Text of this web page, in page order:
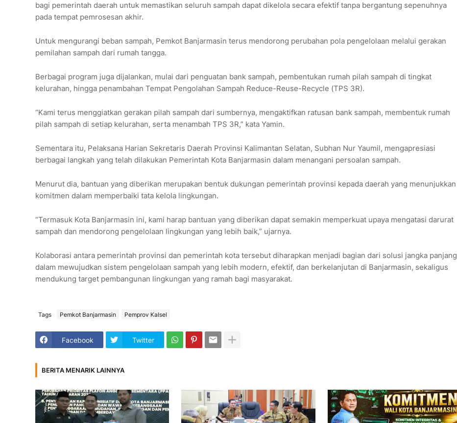
bagi pemerintah daerah untuk memastikan seluruh sampah dapat dikelola secara efektif tanpa bergantung sepenuhnya
pada tempat pemrosesan akhir.
Untuk mengurangi beban sampah, Pemkot Banjarmasin terus mendorong perubahan pola pengelolaan melalui gerakan
pemilahan sampah dari rumah tangga.
Berbagai program juga dijalankan, mulai dari penguatan bank sampah, pembentukan rumah pilah sampah di tingkat
kelurahan, hingga penambahan Tempat Pengolahan Sampah Reduce-Reuse-Recycle (TPS 3R).
“Kami terus menggiatkan gerakan pilah sampah dari sumbernya, mengaktifkan ratusan bank sampah, membentuk rumah
pilah sampah di setiap kelurahan, serta menambah TPS 3R,” kata Yamin.
Sementara itu, Pelaksana Harian Sekretaris Daerah Provinsi Kalimantan Selatan, Subhan Nur Yaumil, mengapresiasi
berbagai langkah yang telah dilakukan Pemerintah Kota Banjarmasin dalam menangani persoalan sampah.
Menurut dia, bantuan yang diberikan merupakan bentuk dukungan pemerintah provinsi kepada daerah yang menunjukkan
komitmen dalam memperbaiki tata kelola lingkungan.
“Termasuk Kota Banjarmasin ini, kami harap bantuan yang diberikan dapat semakin memperkuat upaya mengatasi darurat
sampah dan mendorong pengelolaan lingkungan yang lebih baik,” ujarnya.
Kolaborasi antara pemerintah provinsi dan pemerintah kota tersebut diharapkan menjadi bagian dari solusi jangka panjang
dalam mewujudkan sistem pengelolaan sampah yang lebih modern, efektif, dan berkelanjutan di Banjarmasin, sekaligus
mendukung target pembangunan lingkungan yang ramah bagi masyarakat.
Tags Pemkot Banjarmasin Pemprov Kalsel
Facebook Twitter
BERITA MENARIK LAINNYA